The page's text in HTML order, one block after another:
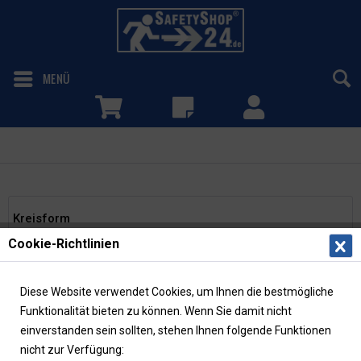
MENÜ
Kreisform
Cookie-Richtlinien
Diese Website verwendet Cookies, um Ihnen die bestmögliche
Funktionalität bieten zu können. Wenn Sie damit nicht
einverstanden sein sollten, stehen Ihnen folgende Funktionen
nicht zur Verfügung: